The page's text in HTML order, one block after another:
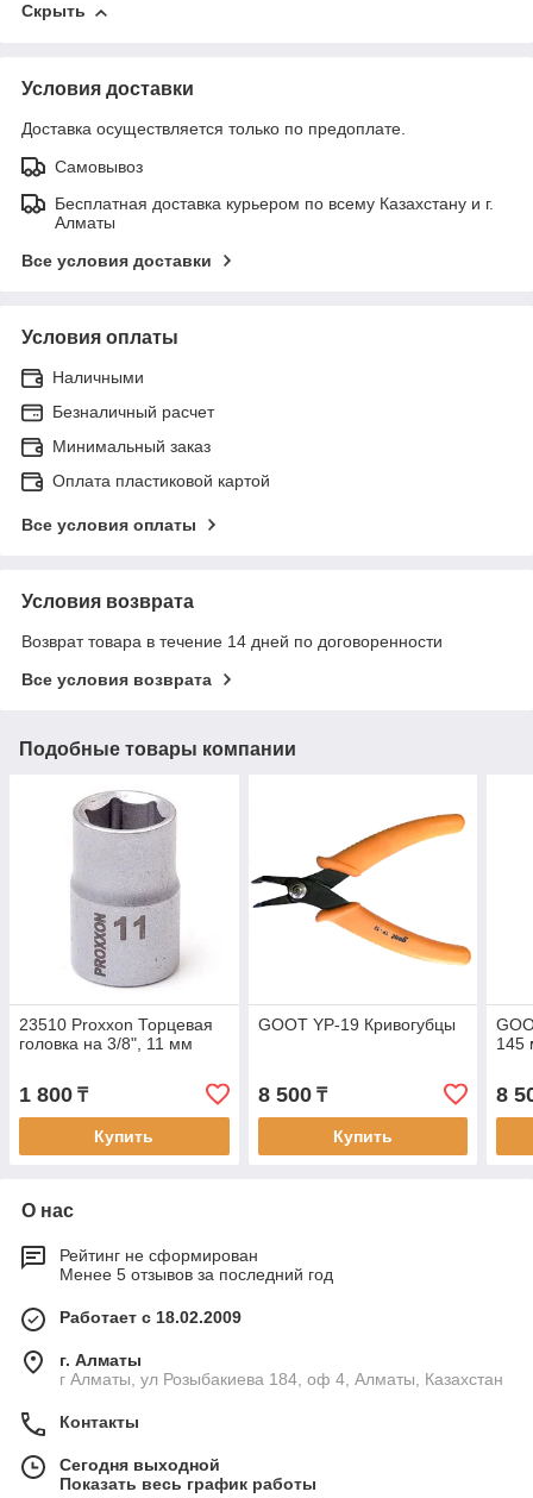
Скрыть
Условия доставки
Доставка осуществляется только по предоплате.
Самовывоз
Бесплатная доставка курьером по всему Казахстану и г.
Алматы
Все условия доставки
Условия оплаты
Наличными
Безналичный расчет
Минимальный заказ
Оплата пластиковой картой
Все условия оплаты
Условия возврата
Возврат товара в течение 14 дней по договоренности
Все условия возврата
Подобные товары компании
23510 Proxxon Торцевая
головка на 3/8", 11 мм
1 800 ₸
Купить
GOOT YP-19 Кривогубцы
8 500₸
Купить
145
8
О нас
Рейтинг не сформирован
Менее 5 отзывов за последний год
Работает с 18.02.2009
г. Алматы
г Алматы, ул Розыбакиева 184, оф 4, Алматы, Казахстан
Контакты
Сегодня выходной
Показать весь график работы